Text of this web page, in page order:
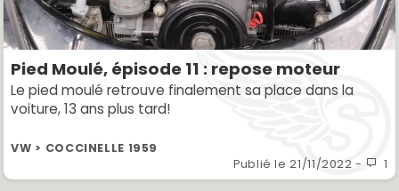
Pied Moulé, épisode 11 : repose moteur
Le pied moulé retrouve finalement sa place dans la
voiture, 13 ans plus tard!
VW > COCCINELLE 1959
Publié le21/11/2022 - 1